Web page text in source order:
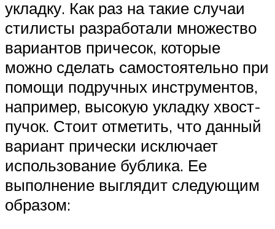
укладку. Как раз на такие случаи
стилисты разработали множество
вариантов причесок, которые
можно сделать самостоятельно при
помощи подручных инструментов,
например, высокую укладку хвост-
пучок. Стоит отметить, что данный
вариант прически исключает
использование бублика. Ее
выполнение выглядит следующим
образом: